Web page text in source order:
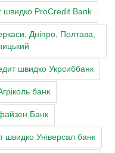
швидко ProCredit Bank
Дніпро, Полтава,
швидко Укрсиббанк
банк
Банк
швидко Універсал банк